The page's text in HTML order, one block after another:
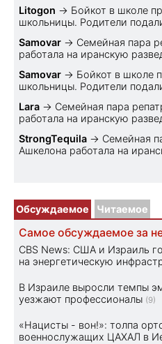
Litogon → Бойкот в школе
школьницы. Родители
Samovar → Семейная пара
работала на иранскую
Samovar → Бойкот в школе
школьницы. Родители
Lara → Семейная пара
работала на иранскую
StrongTequila → Семейная
Ашкелона работала на
Обсуждаемое Читаемое
Самое обсуждаемое за
CBS News: США и Израиль
на энергетическую
В Израиле выросли темпы
уезжают профессионалы (9)
«Нацисты - вон!»: толпа
военнослужащих ЦАХАЛ в